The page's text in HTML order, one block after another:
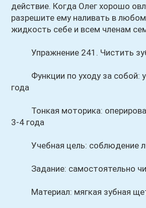
действие. Когда Олег хорошо
разрешите ему наливать в
жидкость себе и всем членам
Упражнение 241. Чистить
Функции по уходу за собой:
года
Тонкая моторика:
3-4 года
Учебная цель: соблюдение
Задание: самостоятельно
Материал: мягкая зубная